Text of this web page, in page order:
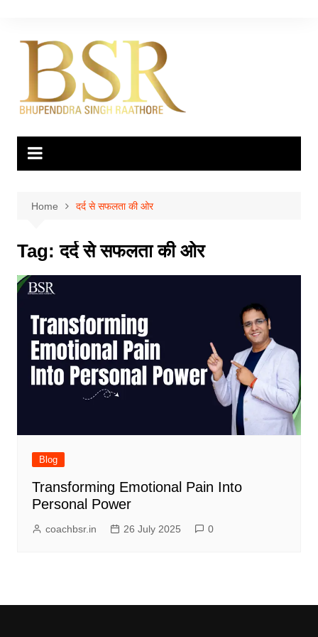
content
Home दर्द से सफलता की ओर
Tag:दर्द से सफलता की ओर
Blog
Transforming Emotional Pain Into
Personal Power
coachbsr.in 26 July 2025 0